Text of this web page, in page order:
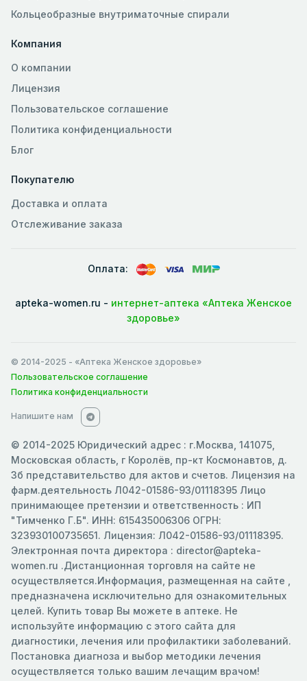
Кольцеобразные внутриматочные спирали
Компания
О компании
Лицензия
Пользовательское соглашение
Политика конфиденциальности
Блог
Покупателю
Доставка и оплата
Отслеживание заказа
Оплата:
apteka-women.ru - интернет-аптека «Аптека Женское
здоровье»
© 2014-2025 - «Аптека Женское здоровье»
Пользовательское соглашение
Политика конфиденциальности
Напишите нам
© 2014-2025 Юридический адрес : г.Москва, 141075,
Московская область, г Королёв, пр-кт Космонавтов, д.
3б представительство для актов и счетов. Лицензия на
фарм.деятельность Л042-01586-93/01118395 Лицо
принимающее претензии и ответственность : ИП
"Тимченко Г.Б". ИНН: 615435006306 ОГРН:
323930100735651. Лицензия: Л042-01586-93/01118395.
Электронная почта директора : director@apteka-
women.ru .Дистанционная торговля на сайте не
осуществляется.Информация, размещенная на сайте ,
предназначена исключительно для ознакомительных
целей. Купить товар Вы можете в аптеке. Не
используйте информацию с этого сайта для
диагностики, лечения или профилактики заболеваний.
Постановка диагноза и выбор методики лечения
осуществляется только вашим лечащим врачом!